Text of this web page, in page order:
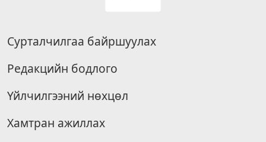
Сурталчилгаа байршуулах
Редакцийн бодлого
Үйлчилгээний нөхцөл
Хамтран ажиллах